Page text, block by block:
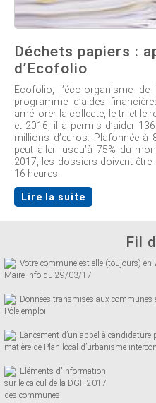
Déchets papiers :
d’Ecofolio
Ecofolio, l’éco-organisme
programme d’aides
améliorer la collecte, le tri et le
et 2016, il a permis d’aider
millions d’euros. Plafonnée à
peut aller jusqu’à 75% du
2017, les dossiers doivent
16 heures.
Lire la suite
Fil
Votre commune est-elle (toujours) en
Maire info du 29/03/17
Données transmises aux communes
Pôle emploi
Lancement d’un appel à
matière de Plan local d’urbanisme
Eléments d'information
sur le calcul de la DGF 2017
des communes